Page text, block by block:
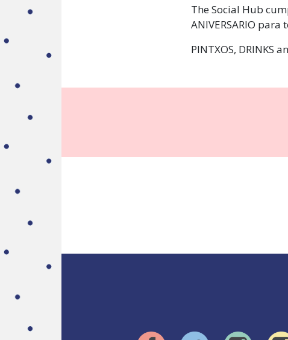
The Social Hub
ANIVERSARIO
PINTXOS, DRINKS